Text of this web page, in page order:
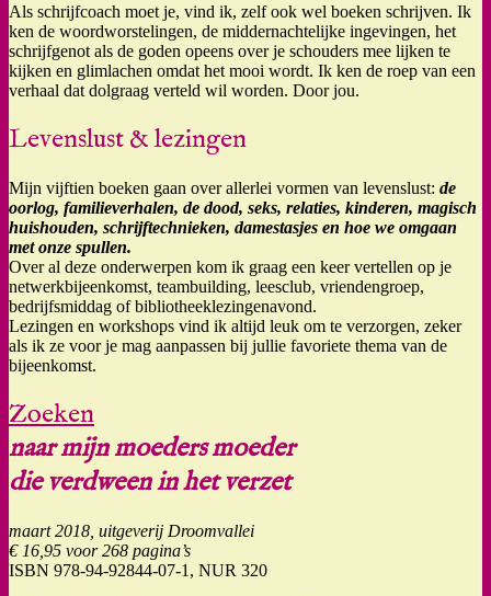
Als schrijfcoach moet je, vind ik, zelf ook wel boeken schrijven. Ik
ken de woordworstelingen, de middernachtelijke ingevingen, het
schrijfgenot als de goden opeens over je schouders mee lijken te
kijken en glimlachen omdat het mooi wordt. Ik ken de roep van een
verhaal dat dolgraag verteld wil worden. Door jou.
Levenslust & lezingen
Mijn vijftien boeken gaan over allerlei vormen van levenslust: de
oorlog, familieverhalen, de dood, seks, relaties, kinderen, magisch
huishouden, schrijftechnieken, damestasjes en hoe we omgaan
met onze spullen.
Over al deze onderwerpen kom ik graag een keer vertellen op je
netwerkbijeenkomst, teambuilding, leesclub, vriendengroep,
bedrijfsmiddag of bibliotheeklezingenavond.
Lezingen en workshops vind ik altijd leuk om te verzorgen, zeker
als ik ze voor je mag aanpassen bij jullie favoriete thema van de
bijeenkomst.
Zoeken
naar mijn moeders moeder
die verdween in het verzet
maart 2018, uitgeverij Droomvallei
€ 16,95 voor 268 pagina’s
ISBN 978-94-92844-07-1, NUR 320